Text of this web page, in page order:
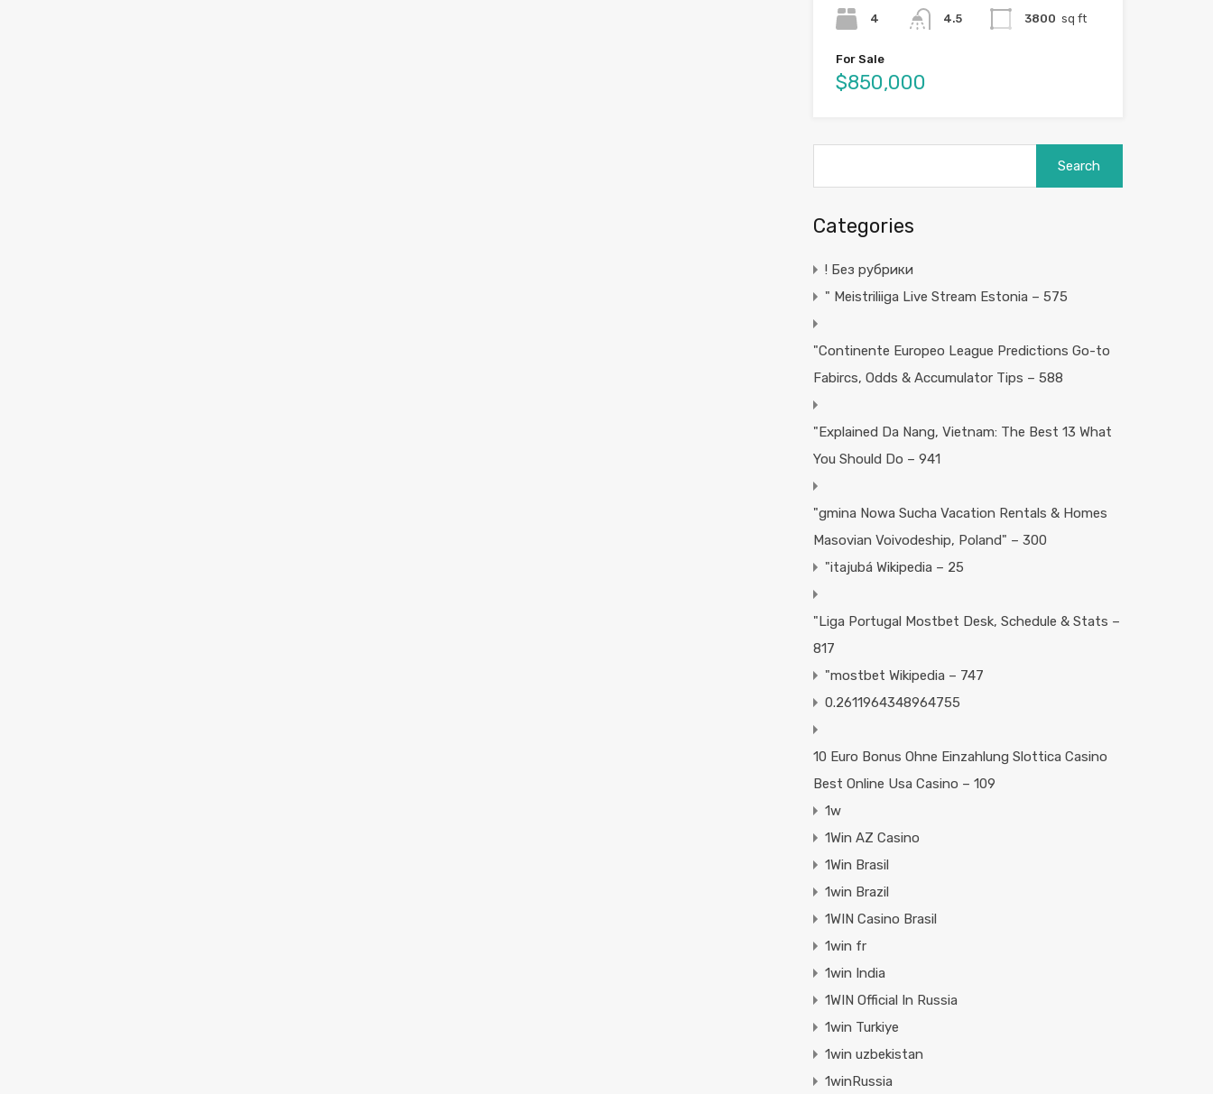
4
4.5
3800 sq ft
For Sale
$850,000
Categories
! Без рубрики
"️ Meistriliiga Live Stream Estonia – 575
"Continente Europeo League Predictions Go-to
Fabircs, Odds & Accumulator Tips – 588
"Explained Da Nang, Vietnam: The Best 13 What
You Should Do – 941
"gmina Nowa Sucha Vacation Rentals & Homes
Masovian Voivodeship, Poland" – 300
"itajubá Wikipedia – 25
"Liga Portugal Mostbet Desk, Schedule & Stats –
817
"mostbet Wikipedia – 747
0.2611964348964755
10 Euro Bonus Ohne Einzahlung Slottica Casino
Best Online Usa Casino – 109
1w
1Win AZ Casino
1Win Brasil
1win Brazil
1WIN Casino Brasil
1win fr
1win India
1WIN Official In Russia
1win Turkiye
1win uzbekistan
1winRussia